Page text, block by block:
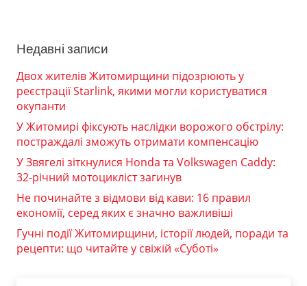
Недавні записи
Двох жителів Житомирщини підозрюють у
реєстрації Starlink, якими могли користуватися
окупанти
У Житомирі фіксують наслідки ворожого обстрілу:
постраждалі зможуть отримати компенсацію
У Звягелі зіткнулися Honda та Volkswagen Caddy:
32-річний мотоцикліст загинув
Не починайте з відмови від кави: 16 правил
економії, серед яких є значно важливіші
Гучні події Житомирщини, історії людей, поради та
рецепти: що читайте у свіжій «Суботі»